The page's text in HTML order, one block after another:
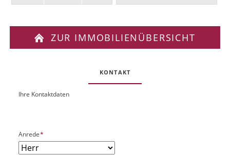
ZUR IMMOBILIENÜBERSICHT
KONTAKT
O
k
UIhre Kontaktdaten
P
f
l
Anrede*